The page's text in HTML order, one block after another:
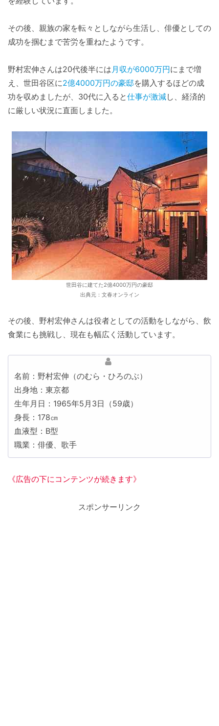
その後、親族の家を転々としながら生活し、俳優としての
成功を掴むまで苦労を重ねたようです。
野村宏伸さんは20代後半には 月収が6000万円にまで増
え、世田谷区に2億4000万円の豪邸を購入するほどの成
功を収めましたが、30代に入ると仕事が激減し、経済的
に厳しい状況に直面しました。
世田谷に建てた2億4000万円の豪邸
出典元：文春オンライン
その後、野村宏伸さんは役者としての活動をしながら、飲
食業にも挑戦し、現在も幅広く活動しています。
名前：野村宏伸（のむら・ひろのぶ）
出身地：東京都
生年月日：1965年5月3日（59歳）
身長：178㎝
血液型：B型
職業：俳優、歌手
《広告の下にコンテンツが続きます》
スポンサーリンク